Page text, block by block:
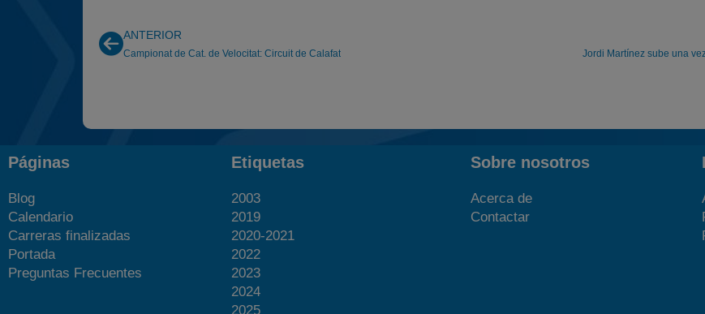
ANTERIOR
Campionat de Cat. de Velocitat: Circuit de Calafat Jordi Martínez sube una
Páginas
Blog
Calendario
Carreras finalizadas
Portada
Preguntas Frecuentes
Etiquetas
2003
2019
2020-2021
2022
2023
2024
2025
Sobre nosotros
Acerca de
Contactar